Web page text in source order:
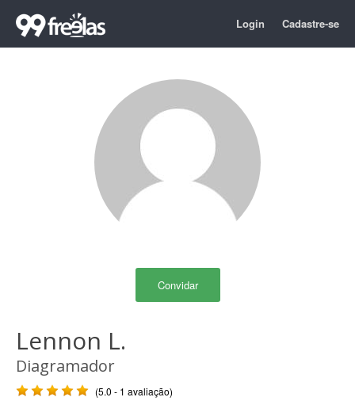
Login Cadastre-se
Convidar
Lennon L.
Diagramador
(5.0 - 1 avaliação)